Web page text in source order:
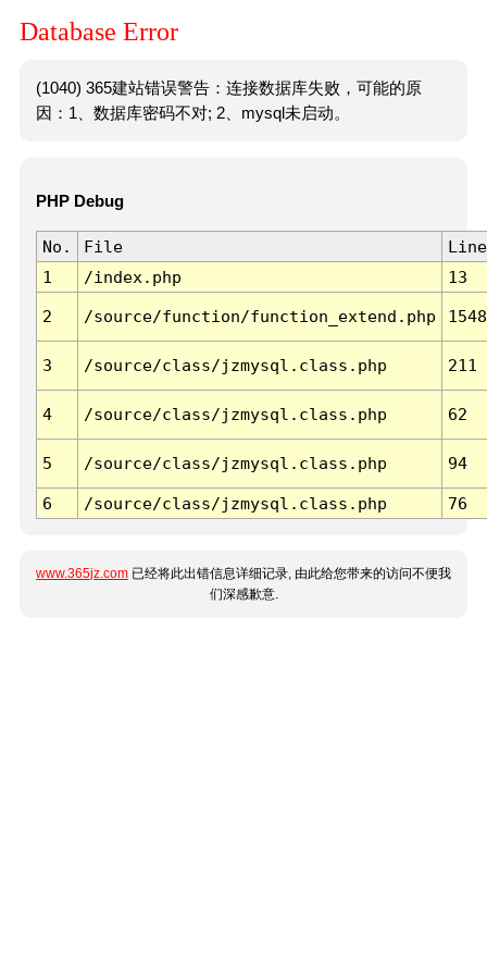
Database Error
(1040) 365建站错误警告：连接数据库失败，可能的原
因：1、数据库密码不对; 2、mysql未启动。
PHP Debug
No. File
Line
1
/index.php 13
2 /source/function/function_extend.php 1548
3 /source/class/jzmysql.class.php 211
4 /source/class/jzmysql.class.php 62
5 /source/class/jzmysql.class.php 94
6 /source/class/jzmysql.class.php 76
www.365jz.com 已经将此出错信息详细记录, 由此给您带来的访问不便我
们深感歉意.